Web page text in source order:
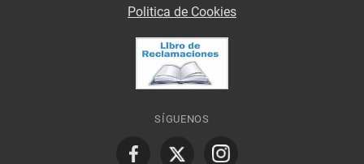
Politica de Cookies
SÍGUENOS